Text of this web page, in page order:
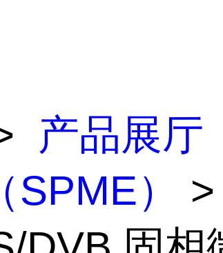
产品展厅
）
>